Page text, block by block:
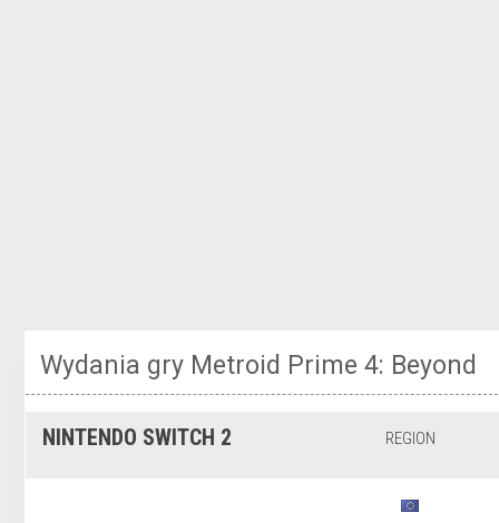
Wydania gry Metroid Prime 4: Beyond
NINTENDO SWITCH 2 REGION